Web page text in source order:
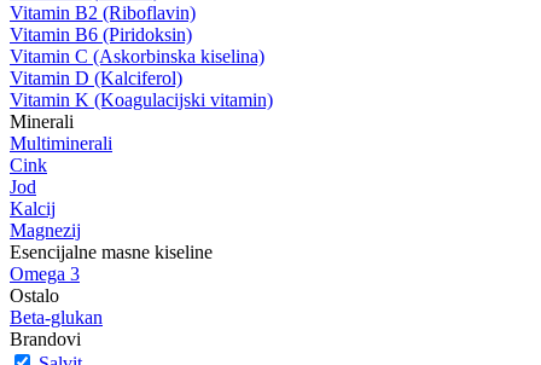
Vitamin B2 (Riboflavin)
Vitamin B6 (Piridoksin)
Vitamin C (Askorbinska kiselina)
Vitamin D (Kalciferol)
Vitamin K (Koagulacijski vitamin)
Minerali
Multiminerali
Cink
Jod
Kalcij
Magnezij
Esencijalne masne kiseline
Omega 3
Ostalo
Beta-glukan
Brandovi